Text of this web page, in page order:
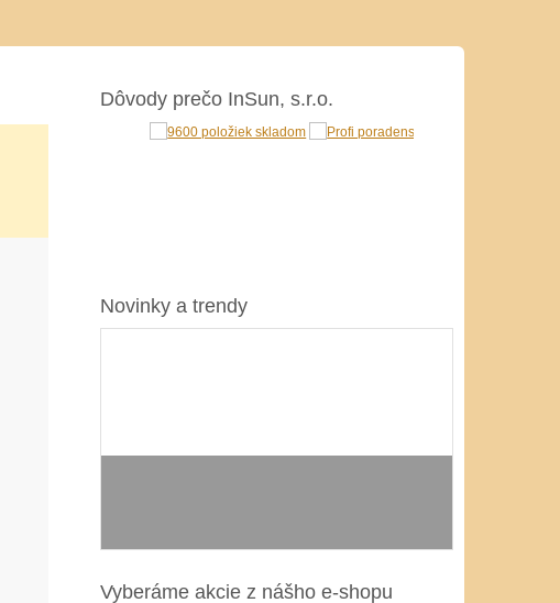
Dôvody prečo InSun, s.r.o.
Novinky a trendy
Vyberáme akcie z nášho e-shopu